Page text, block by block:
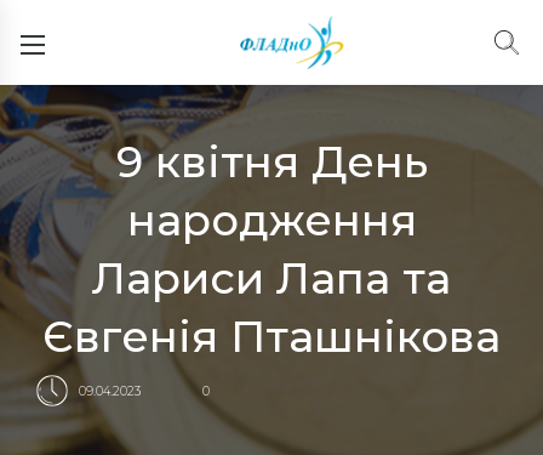
9 квітня День
народження
Лариси Лапа та
Євгенія Пташнікова
09.04.2023 0